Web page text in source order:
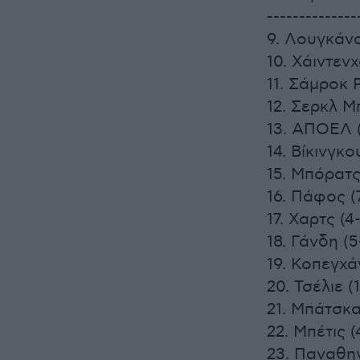
9.
10.
11. Σάμροκ
12. Σερκλ
13. ΑΠΟΕΛ
14.
15.
16. Πάφος
17. Χαρτς
18. Γάνδη
19.
20. Τσέλιε
21.
22. Μπέτις
23.